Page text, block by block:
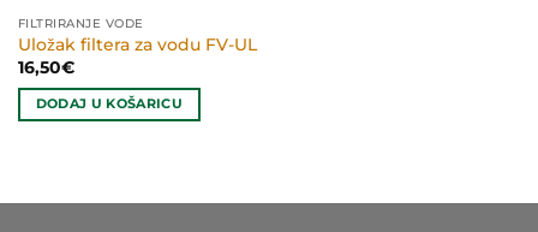
FILTRIRANJE VODE
Uložak filtera za vodu FV-UL
16,50€
DODAJ U KOŠARICU